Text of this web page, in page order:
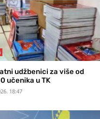
udžbenici za više od
učenika u TK
18:47